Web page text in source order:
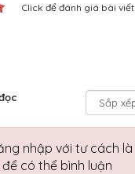
Click để đánh giá bài viết
nhập với tư cách là
để có thể bình luận